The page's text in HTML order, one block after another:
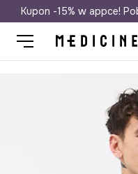
Darmowa
Kupon -15% w appce!